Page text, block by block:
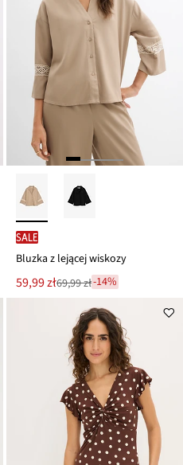
SALE
Bluzka z lejącej wiskozy
Nowa
cena
59,99 zł
Przeceniono
69,99 zł-14%